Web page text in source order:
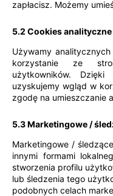
zapłacisz. Możemy
5.2 Cookies analityczne
Używamy
korzystanie ze
użytkowników.
uzyskujemy wgląd w
zgodę na umieszczanie
5.3 Marketingowe /
Marketingowe /
innymi formami
stworzenia profilu
lub śledzenia tego
podobnych celach